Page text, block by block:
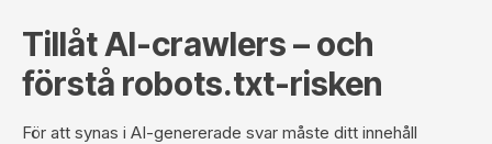
Tillåt AI-crawlers – och
förstå robots.txt-risken
För att synas i AI-genererade svar måste ditt innehåll